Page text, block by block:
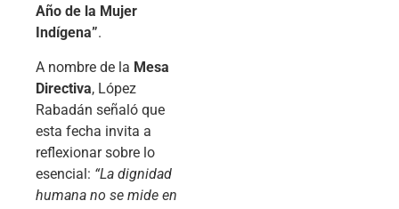
Año de la Mujer
Indígena”.
A nombre de la Mesa
Directiva, López
Rabadán señaló que
esta fecha invita a
reflexionar sobre lo
esencial: “La dignidad
humana no se mide en